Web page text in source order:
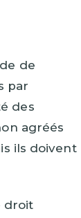
de
par
des
agréés
ils doivent
droit